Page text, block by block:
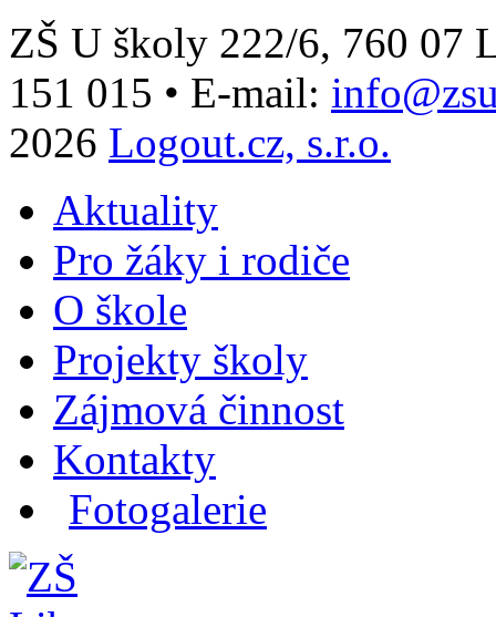
ZŠ U školy 222/6, 760 07
151 015 • E-mail:
2026 Logout.cz, s.r.o.
Aktuality
Pro žáky i rodiče
O škole
Projekty školy
Zájmová činnost
Kontakty
Fotogalerie